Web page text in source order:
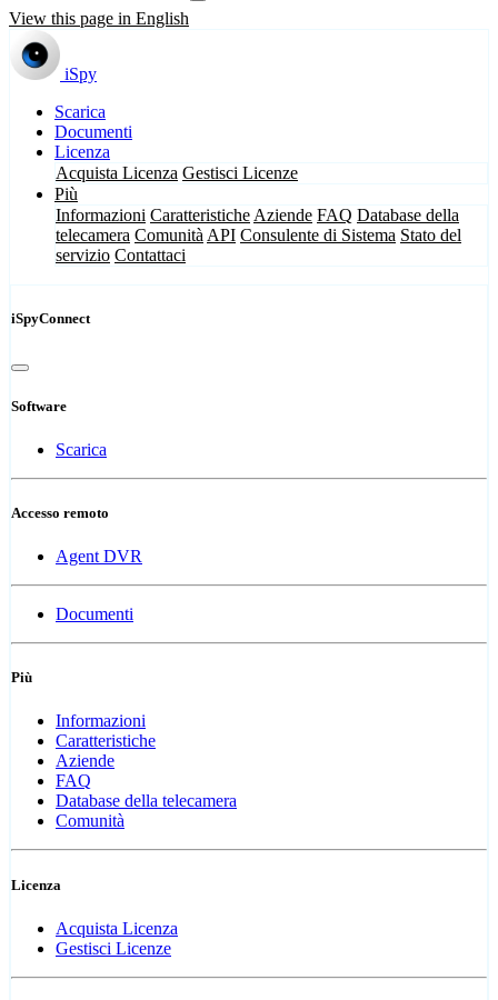
View this page in English
iSpy
Scarica
Documenti
Licenza
Acquista Licenza Gestisci Licenze
Più
Informazioni Caratteristiche Aziende FAQ Database della
telecamera Comunità API Consulente di Sistema Stato del
servizio Contattaci
iSpyConnect
Software
Scarica
Accesso remoto
Agent DVR
Documenti
Più
Informazioni
Caratteristiche
Aziende
FAQ
Database della telecamera
Comunità
Licenza
Acquista Licenza
Gestisci Licenze